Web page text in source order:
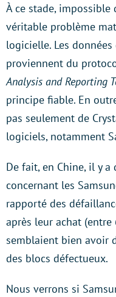
À ce stade, impossible
véritable problème
logicielle. Les données
proviennent du
Analysis and Reporting
principe fiable. En
pas seulement de
logiciels, notamment
De fait, en Chine, il y a
concernant les
rapporté des
après leur achat
semblaient bien avoir
des blocs défectueux.
Nous verrons si